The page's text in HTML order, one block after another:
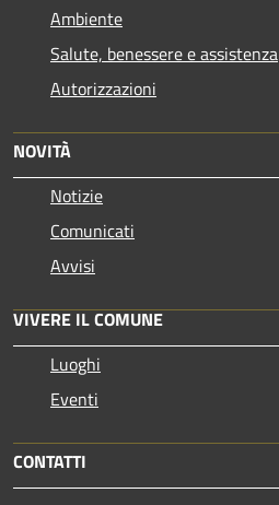
Ambiente
Salute, benessere e assistenza
Autorizzazioni
NOVITÀ
Notizie
Comunicati
Avvisi
VIVERE IL COMUNE
Luoghi
Eventi
CONTATTI